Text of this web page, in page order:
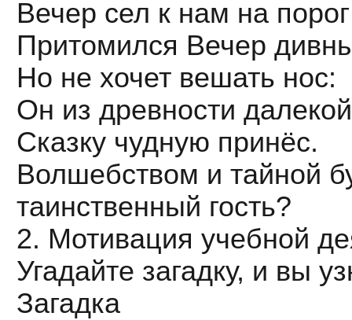
Вечер сел к нам на
Притомился Вечер
Но не хочет вешать нос:
Он из древности далекой
Сказку чудную принёс.
Волшебством и тайной
таинственный гость?
2. Мотивация учебной
Угадайте загадку, и вы
Загадка